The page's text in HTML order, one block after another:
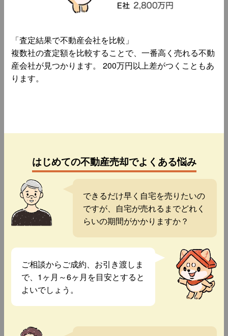
「査定結果で不動産会社を比較」
複数社の査定額を比較することで、一番高く売れる不動
産会社が見つかります。 200万円以上差がつくこともあ
ります。
はじめての不動産売却でよくある悩み
できるだけ早く自宅を売りたいの
ですが、自宅が売れるまでどれく
らいの期間がかかりますか？
ご相談からご成約、お引き渡しま
で、1ヶ月～6ヶ月を目安とすると
よいでしょう。